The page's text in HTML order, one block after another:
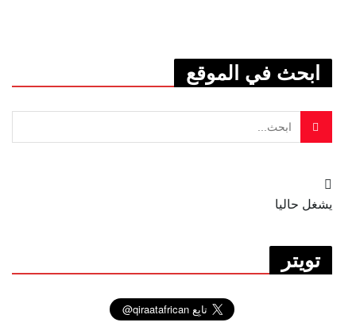
ابحث في الموقع
يشغل حاليا
تويتر